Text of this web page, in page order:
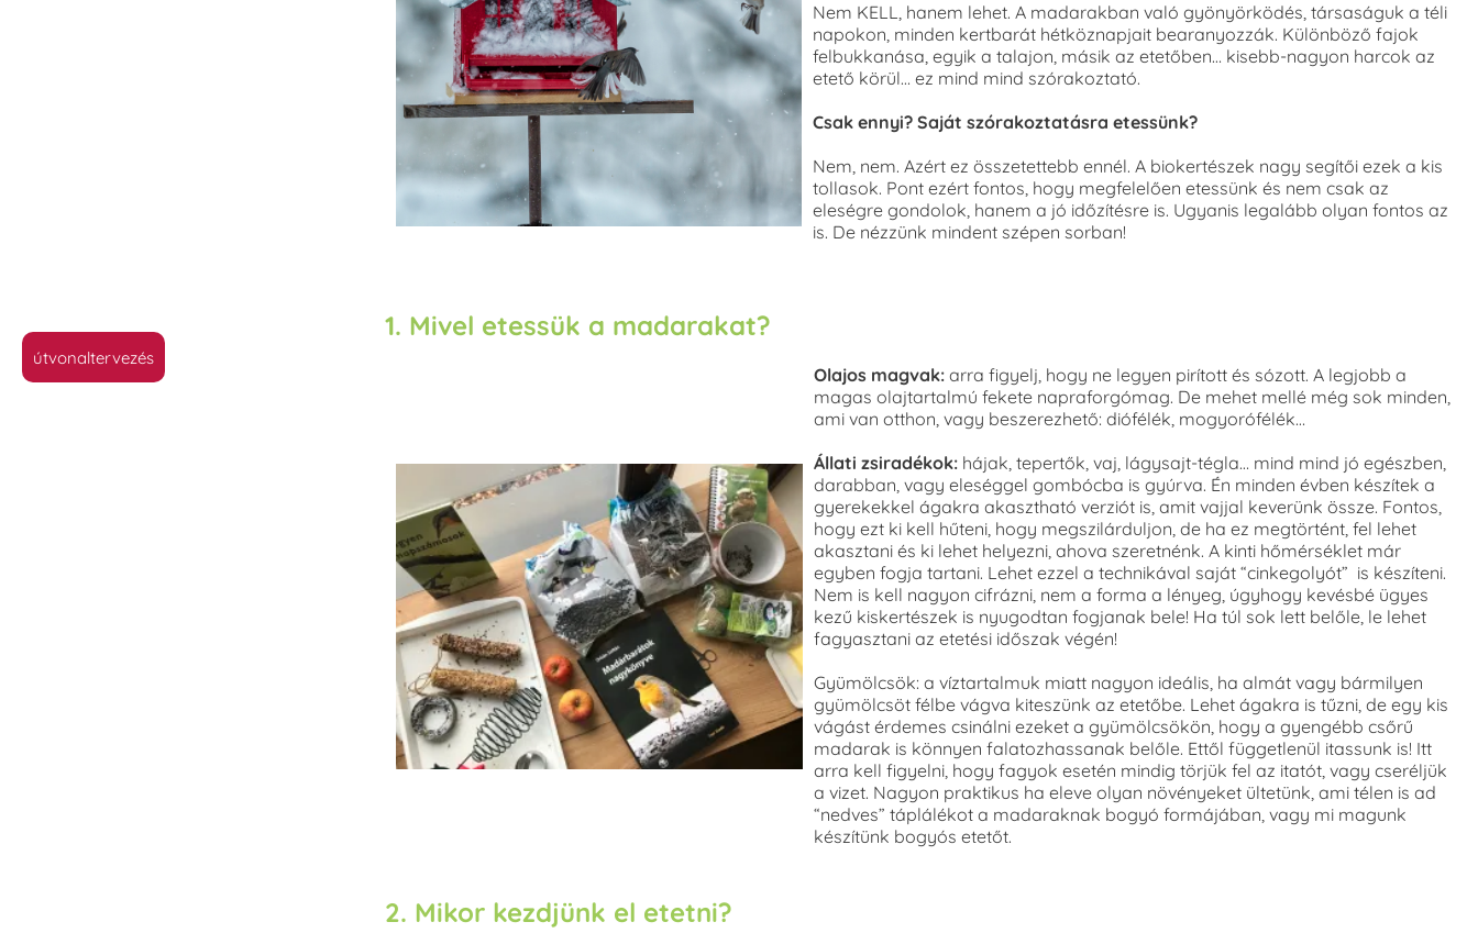
útvonaltervezés
Nem KELL, hanem lehet. A madarakban való gyönyörködés, társaságuk a téli
napokon, minden kertbarát hétköznapjait bearanyozzák. Különböző fajok
felbukkanása, egyik a talajon, másik az etetőben… kisebb-nagyon harcok az
etető körül… ez mind mind szórakoztató.
Csak ennyi? Saját szórakoztatásra etessünk?
Nem, nem. Azért ez összetettebb ennél. A biokertészek nagy segítői ezek a kis
tollasok. Pont ezért fontos, hogy megfelelően etessünk és nem csak az
eleségre gondolok, hanem a jó időzítésre is. Ugyanis legalább olyan fontos az
is. De nézzünk mindent szépen sorban!
1. Mivel etessük a madarakat?
Olajos magvak: arra figyelj, hogy ne legyen pirított és sózott. A legjobb a
magas olajtartalmú fekete napraforgómag. De mehet mellé még sok minden,
ami van otthon, vagy beszerezhető: diófélék, mogyorófélék…
Állati zsiradékok: hájak, tepertők, vaj, lágysajt-tégla… mind mind jó egészben,
darabban, vagy eleséggel gombócba is gyúrva. Én minden évben készítek a
gyerekekkel ágakra akasztható verziót is, amit vajjal keverünk össze. Fontos,
hogy ezt ki kell hűteni, hogy megszilárduljon, de ha ez megtörtént, fel lehet
akasztani és ki lehet helyezni, ahova szeretnénk. A kinti hőmérséklet már
egyben fogja tartani. Lehet ezzel a technikával saját “cinkegolyót” is készíteni.
Nem is kell nagyon cifrázni, nem a forma a lényeg, úgyhogy kevésbé ügyes
kezű kiskertészek is nyugodtan fogjanak bele! Ha túl sok lett belőle, le lehet
fagyasztani az etetési időszak végén!
Gyümölcsök: a víztartalmuk miatt nagyon ideális, ha almát vagy bármilyen
gyümölcsöt félbe vágva kiteszünk az etetőbe. Lehet ágakra is tűzni, de egy kis
vágást érdemes csinálni ezeket a gyümölcsökön, hogy a gyengébb csőrű
madarak is könnyen falatozhassanak belőle. Ettől függetlenül itassunk is! Itt
arra kell figyelni, hogy fagyok esetén mindig törjük fel az itatót, vagy cseréljük
a vizet. Nagyon praktikus ha eleve olyan növényeket ültetünk, ami télen is ad
“nedves” táplálékot a madaraknak bogyó formájában, vagy mi magunk
készítünk bogyós etetőt.
2. Mikor kezdjünk el etetni?